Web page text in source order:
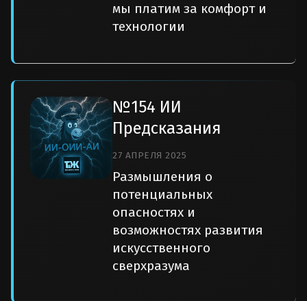
мы платим за комфорт и
технологии
№154 ИИ
Предсказания
27 АПРЕЛЯ 2025
Размышления о
потенциальных
опасностях и
возможностях развития
искусственного
сверхразума